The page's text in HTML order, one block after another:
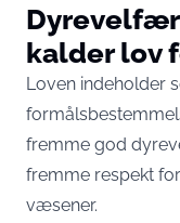
kalder lov
Loven indeholder
fremme god
fremme respekt
væsener.